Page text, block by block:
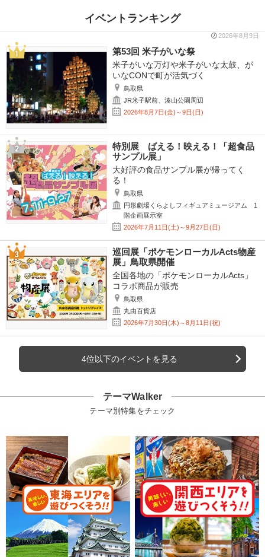
イベントランキング
2026年8月9日
第53回 米子がいな祭
米子がいな万灯や米子がいな太鼓、が
いなCONで町が活気づく
鳥取県
JR米子駅前、湊山公園周辺
2026年8月7日(金)～9日(日)
特別展 ばえる！映える！「超食品
サンプル展」
大好評の食品サンプル展が帰ってく
る！
鳥取県
円形劇場くらよしフィギュアミュージアム 1
階企画展示室
2026年7月11日(土)～9月27日(日)
巡回展「ポケモンローカルActs物産
展」鳥取県開催
全国各地の「ポケモンローカルActs」
コラボ商品が販売
鳥取県
丸由百貨店
2026年7月30日(木)～8月11日(祝)
4位以下のイベントを見る
テーマWalker
テーマ別特集をチェック